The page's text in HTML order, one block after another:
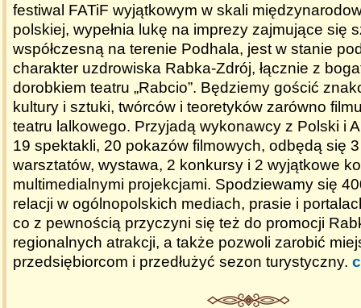
festiwal FATiF wyjątkowym w skali
polskiej, wypełnia lukę na imprezy zajmujące się
współczesną na terenie Podhala, jest w stanie
charakter uzdrowiska Rabka-Zdrój, łącznie z
dorobkiem teatru „Rabcio”. Będziemy gościć
kultury i sztuki, twórców i teoretyków zarówno
teatru lalkowego. Przyjadą wykonawcy z Polski i
19 spektakli, 20 pokazów filmowych, odbędą się
warsztatów, wystawa, 2 konkursy i 2 wyjątkowe
multimedialnymi projekcjami. Spodziewamy się
relacji w ogólnopolskich mediach, prasie i
co z pewnością przyczyni się też do promocji
regionalnych atrakcji, a także pozwoli zarobić
przedsiębiorcom i przedłużyć sezon turystyczny.